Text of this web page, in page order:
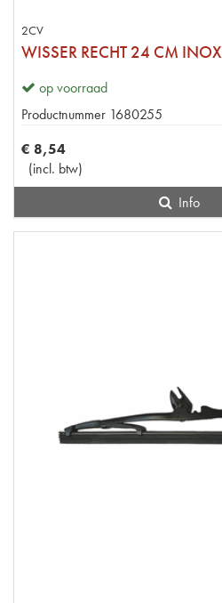
2CV
WISSER RECHT 24 CM INOX
op voorraad
Productnummer 1680255
€ 8,54
(incl. btw)
Info